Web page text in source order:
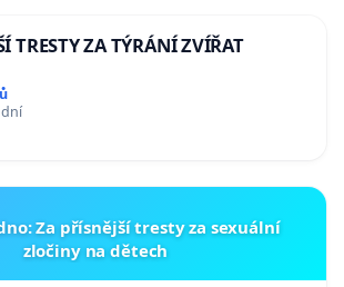
TRESTY ZA TÝRÁNÍ ZVÍŘAT
Za přísnější tresty za sexuální
zločiny na dětech